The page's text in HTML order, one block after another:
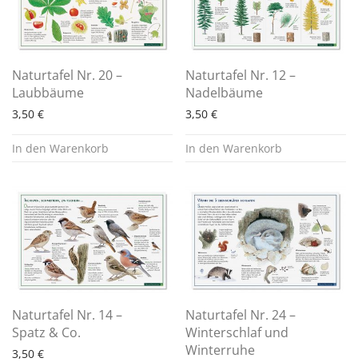
Naturtafel Nr. 20 –
Laubbäume
3,50 €
In den Warenkorb
Naturtafel Nr. 12 –
Nadelbäume
3,50 €
In den Warenkorb
Naturtafel Nr. 14 –
Spatz & Co.
3,50 €
Naturtafel Nr. 24 –
Winterschlaf und
Winterruhe